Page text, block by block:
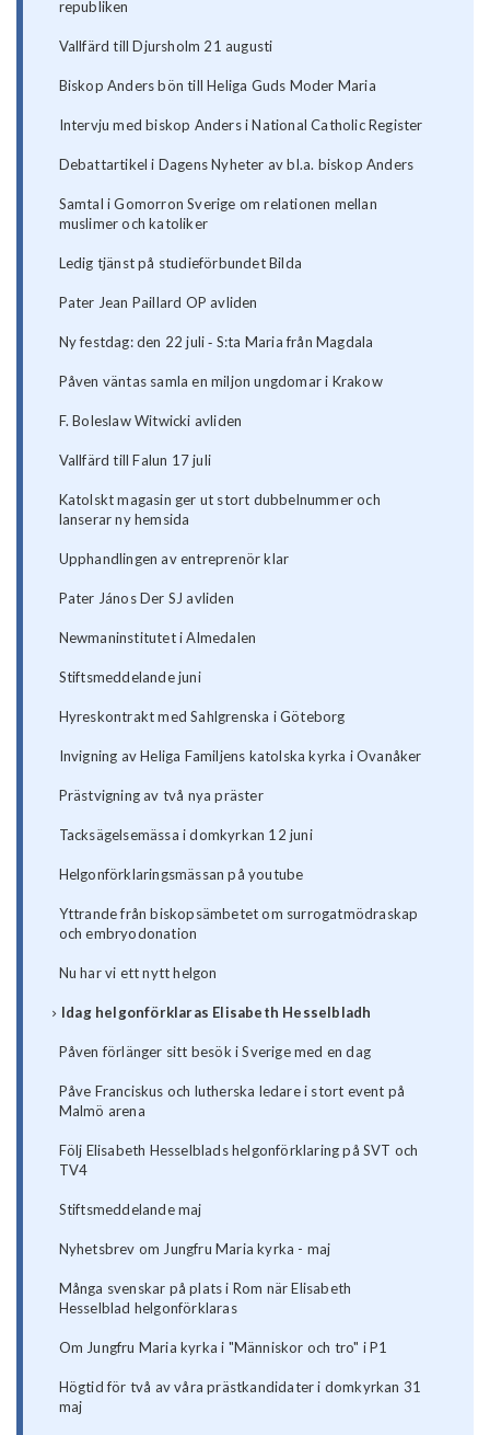
republiken
Vallfärd till Djursholm 21 augusti
Biskop Anders bön till Heliga Guds Moder Maria
Intervju med biskop Anders i National Catholic Register
Debattartikel i Dagens Nyheter av bl.a. biskop Anders
Samtal i Gomorron Sverige om relationen mellan
muslimer och katoliker
Ledig tjänst på studieförbundet Bilda
Pater Jean Paillard OP avliden
Ny festdag: den 22 juli ‐ S:ta Maria från Magdala
Påven väntas samla en miljon ungdomar i Krakow
F. Boleslaw Witwicki avliden
Vallfärd till Falun 17 juli
Katolskt magasin ger ut stort dubbelnummer och
lanserar ny hemsida
Upphandlingen av entreprenör klar
Pater János Der SJ avliden
Newmaninstitutet i Almedalen
Stiftsmeddelande juni
Hyreskontrakt med Sahlgrenska i Göteborg
Invigning av Heliga Familjens katolska kyrka i Ovanåker
Prästvigning av två nya präster
Tacksägelsemässa i domkyrkan 12 juni
Helgonförklaringsmässan på youtube
Yttrande från biskopsämbetet om surrogatmödraskap
och embryodonation
Nu har vi ett nytt helgon
Idag helgonförklaras Elisabeth Hesselbladh
Påven förlänger sitt besök i Sverige med en dag
Påve Franciskus och lutherska ledare i stort event på
Malmö arena
Följ Elisabeth Hesselblads helgonförklaring på SVT och
TV4
Stiftsmeddelande maj
Nyhetsbrev om Jungfru Maria kyrka - maj
Många svenskar på plats i Rom när Elisabeth
Hesselblad helgonförklaras
Om Jungfru Maria kyrka i "Människor och tro" i P1
Högtid för två av våra prästkandidater i domkyrkan 31
maj